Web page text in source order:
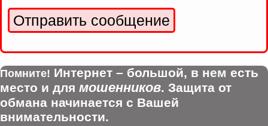
Помните! Интернет – большой, в нем есть
место и для мошенников. Защита от
обмана начинается с Вашей
внимательности.